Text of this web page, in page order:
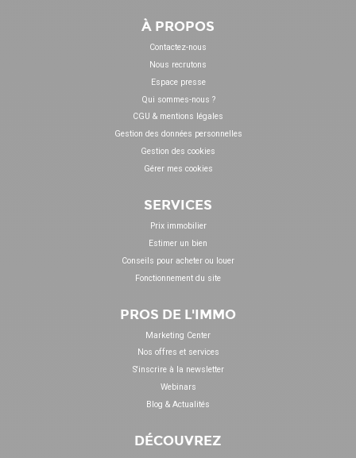
À PROPOS
Contactez-nous
Nous recrutons
Espace presse
Qui sommes-nous ?
CGU & mentions légales
Gestion des données personnelles
Gestion des cookies
Gérer mes cookies
SERVICES
Prix immobilier
Estimer un bien
Conseils pour acheter ou louer
Fonctionnement du site
PROS DE L'IMMO
Marketing Center
Nos offres et services
S'inscrire à la newsletter
Webinars
Blog & Actualités
DÉCOUVREZ